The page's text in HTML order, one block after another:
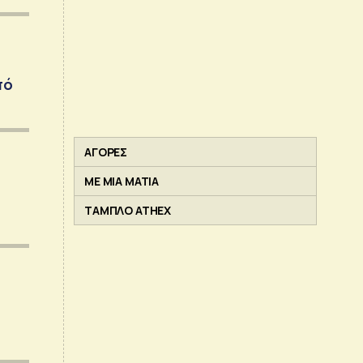
ΑΓΟΡΕΣ
ΜΕ ΜΙΑ ΜΑΤΙΑ
ΤΑΜΠΛΟ ATHEX